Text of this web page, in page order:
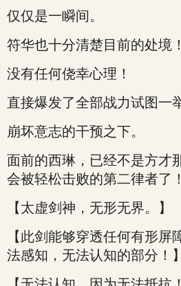
仅仅是一瞬间。
符华也十分清楚目前的处境！
没有任何侥幸心理！
直接爆发了全部战力试图一
崩坏意志的干预之下。
面前的西琳，已经不是方才
会被轻松击败的第二律者了！
【太虚剑神，无形无界。】
【此剑能够穿透任何有形屏
法感知，无法认知的部分！】